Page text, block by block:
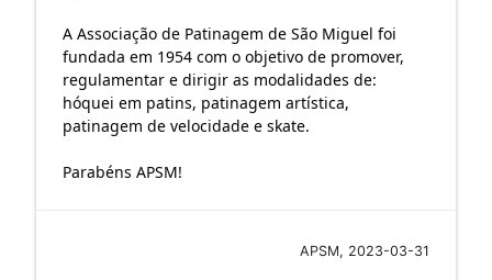
A Associação de Patinagem de São Miguel foi
fundada em 1954 com o objetivo de promover,
regulamentar e dirigir as modalidades de:
hóquei em patins, patinagem artística,
patinagem de velocidade e skate.
Parabéns APSM!
APSM, 2023-03-31